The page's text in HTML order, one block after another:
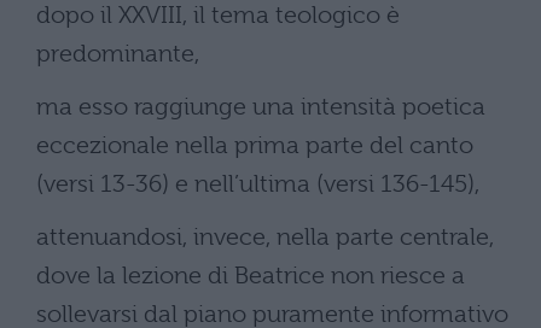
dopo il XXVIII, il tema teologico è
predominante,
ma esso raggiunge una intensità poetica
eccezionale nella prima parte del canto
(versi 13-36) e nell’ultima (versi 136-145),
attenuandosi, invece, nella parte centrale,
dove la lezione di Beatrice non riesce a
sollevarsi dal piano puramente informativo